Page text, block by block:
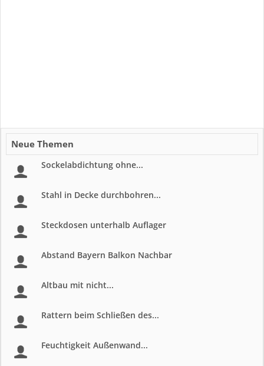
Neue Themen
Sockelabdichtung ohne...
Stahl in Decke durchbohren...
Steckdosen unterhalb Auflager
Abstand Bayern Balkon Nachbar
Altbau mit nicht...
Rattern beim Schließen des...
Feuchtigkeit Außenwand...